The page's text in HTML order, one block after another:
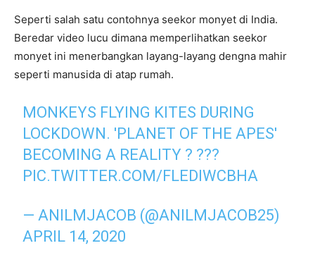
Seperti salah satu contohnya seekor monyet di India.
Beredar video lucu dimana memperlihatkan seekor
monyet ini menerbangkan layang-layang dengna mahir
seperti manusida di atap rumah.
MONKEYS FLYING KITES DURING
LOCKDOWN. 'PLANET OF THE APES'
BECOMING A REALITY ? ???
PIC.TWITTER.COM/FLEDIWCBHA
— ANILMJACOB (@ANILMJACOB25)
APRIL 14, 2020